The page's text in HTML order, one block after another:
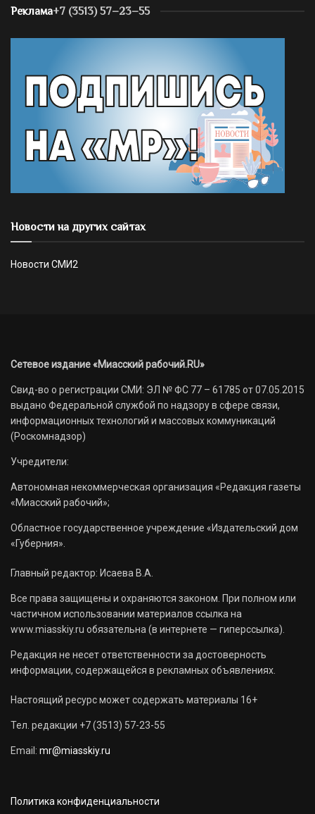
Реклама+7 (3513) 57–23–55
Новости на других сайтах
Новости СМИ2
Сетевое издание «Миасский рабочий.RU»
Свид-во о регистрации СМИ: ЭЛ № ФС 77 – 61785 от 07.05.2015
выдано Федеральной службой по надзору в сфере связи,
информационных технологий и массовых коммуникаций
(Роскомнадзор)
Учредители:
Автономная некоммерческая организация «Редакция газеты
«Миасский рабочий»;
Областное государственное учреждение «Издательский дом
«Губерния».
Главный редактор: Исаева В.А.
Все права защищены и охраняются законом. При полном или
частичном использовании материалов ссылка на
www.miasskiy.ru обязательна (в интернете — гиперссылка).
Редакция не несет ответственности за достоверность
информации, содержащейся в рекламных объявлениях.
Настоящий ресурс может содержать материалы 16+
Тел. редакции +7 (3513) 57-23-55
Email: mr@miasskiy.ru
Политика конфиденциальности